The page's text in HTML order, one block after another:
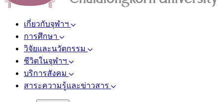
เกี่ยวกับจุฬาฯ
การศึกษา
วิจัยและนวัตกรรม
ชีวิตในจุฬาฯ
บริการสังคม
สาระความรู้และข่าวสาร